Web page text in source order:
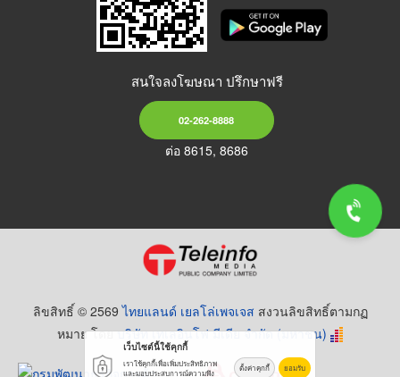
สนใจลงโฆษณา ปรึกษาฟรี
02-262-8888
ต่อ 8615, 8686
ลิขสิทธิ์ © 2569ไทยแลนด์ เยลโล่เพจเจส สงวนลิขสิทธิ์ตามกฏ
หมาย โดยบริษัท เทเลอินโฟ มีเดีย จำกัด (มหาชน)
เว็บไซต์นี้ใช้คุกกี้
เราใช้คุกกี้เพื่อเพิ่มประสิทธิภาพ
และมอบประสบการณ์ความพึง
ตั้งค่าคุกกี้ ยอมรับ